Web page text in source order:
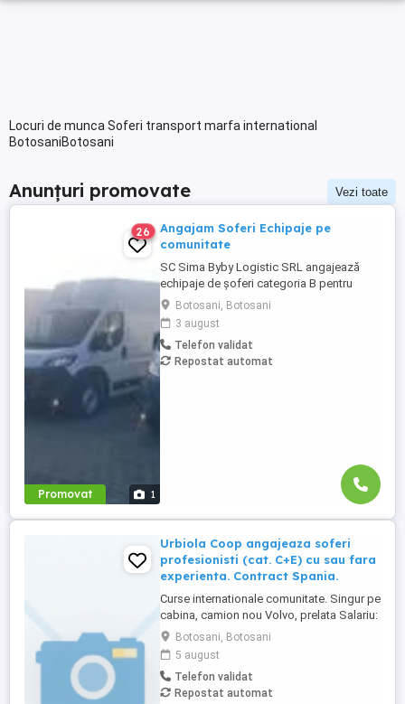
Locuri de munca Soferi transport marfa international
BotosaniBotosani
Anunțuri promovate Vezi toate
Promovat 1
26
Angajam Soferi Echipaje pe
comunitate
SC Sima Byby Logistic SRL angajează
echipaje de șoferi categoria B pentru
transport internațional (comunitate)!
Căutăm echipaje formate din 2 șoferi,
posesori ai permisului categoria B, pentru
transport internațional de marfă. Oferim:
Salariu între 1.800 și 2.200 Program: 2 luni
Botosani, Botosani
3 august
Telefon validat
Repostat automat
Urbiola Coop angajeaza soferi
profesionisti (cat. C+E) cu sau fara
experienta. Contract Spania.
Curse internationale comunitate. Singur pe
cabina, camion nou Volvo, prelata Salariu:
2700 luna net 12.000 km (garantat) Prima
0,06 camion km extra peste 12000 km; +
100 prima la angajare pt. ADR; + 300 prima
pentru 6 luni lucrate; + 300 prima pentru 9
luni lucrate; + 300 prima pentru 12 luni
Botosani, Botosani
5 august
Telefon validat
Repostat automat